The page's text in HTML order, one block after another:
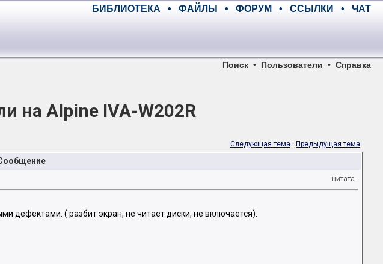
БИБЛИОТЕКА • ФАЙЛЫ • ФОРУМ • ССЫЛКИ • ЧАТ
Поиск • Пользователи • Справка
на Alpine IVA-W202R
Следующая тема · Предыдущая тема
цитата
дефектами. ( разбит экран, не читает диски, не включается).